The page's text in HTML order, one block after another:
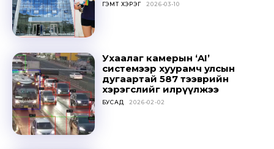
ГЭМТ ХЭРЭГ 2026-03-10
Ухаалаг камерын ‘AI’
системээр хуурамч улсын
дугаартай 587 тээврийн
хэрэгслийг илрүүлжээ
БУСАД 2026-02-02